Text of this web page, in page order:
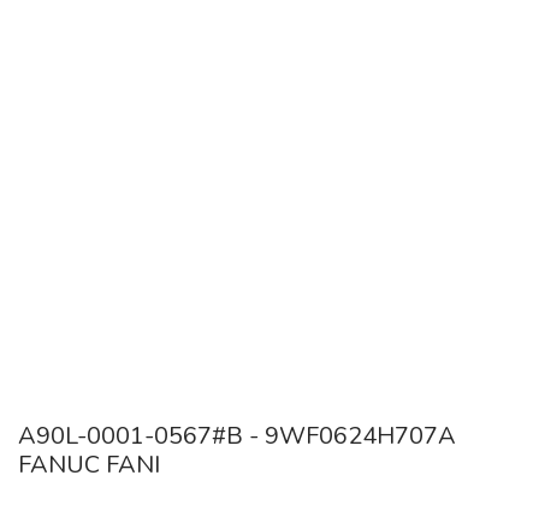
A90L-0001-0567#B - 9WF0624H707A
FANUC FANI